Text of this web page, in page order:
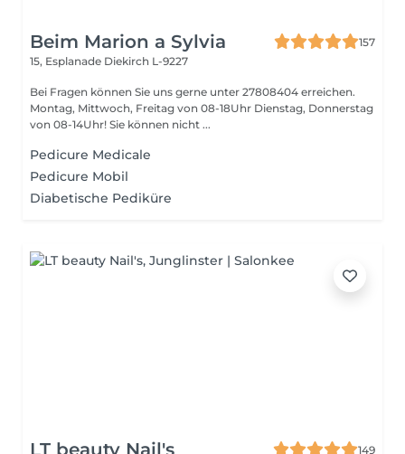
Beim Marion a Sylvia
157
15, Esplanade Diekirch L-9227
Bei Fragen können Sie uns gerne unter 27808404 erreichen.
Montag, Mittwoch, Freitag von 08-18Uhr Dienstag, Donnerstag
von 08-14Uhr! Sie können nicht ...
Pedicure Medicale
Pedicure Mobil
Diabetische Pediküre
LT beauty Nail's 149